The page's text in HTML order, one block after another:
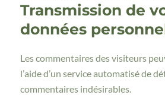
Transmission de
données
Les commentaires des visiteurs
l’aide d’un service automatisé de
commentaires indésirables.